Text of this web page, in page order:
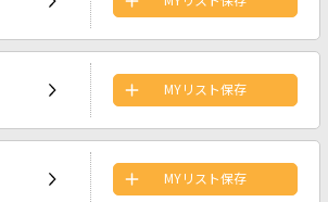
MYリスト保存
MYリスト保存